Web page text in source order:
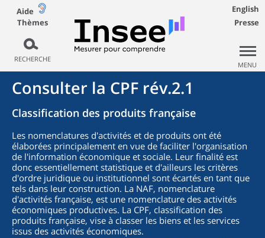
Aide
Thèmes
RECHERCHE
English
Presse
MENU
Consulter la CPF rév.2.1
Classification des produits française
Les nomenclatures d'activités et de produits ont été
élaborées principalement en vue de faciliter l'organisation
de l'information économique et sociale. Leur finalité est
donc essentiellement statistique et d'ailleurs les critères
d'ordre juridique ou institutionnel sont écartés en tant que
tels dans leur construction. La NAF, nomenclature
d'activités française, est une nomenclature des activités
économiques productives. La CPF, classification des
produits française, vise à classer les biens et les services
issus des activités économiques.